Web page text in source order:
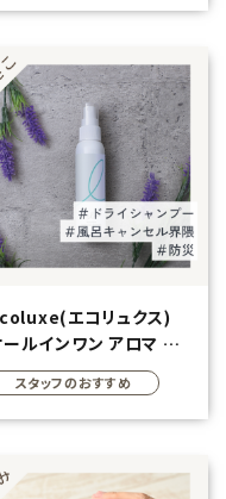
エコリュクス)
ルインワン アロマ ド
イシャンプー 100ml
スタッフのおすすめ